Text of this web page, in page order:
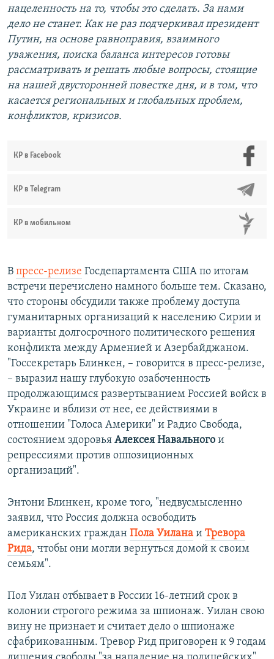
нацеленность на то, чтобы это сделать. За нами
дело не станет. Как не раз подчеркивал президент
Путин, на основе равноправия, взаимного
уважения, поиска баланса интересов готовы
рассматривать и решать любые вопросы, стоящие
на нашей двусторонней повестке дня, и в том, что
касается региональных и глобальных проблем,
конфликтов, кризисов.
КР в Facebook
КР в Telegram
КР в мобильном
В пресс-релизе Госдепартамента США по итогам
встречи перечислено намного больше тем. Сказано,
что стороны обсудили также проблему доступа
гуманитарных организаций к населению Сирии и
варианты долгосрочного политического решения
конфликта между Арменией и Азербайджаном.
"Госсекретарь Блинкен, – говорится в пресс-релизе,
– выразил нашу глубокую озабоченность
продолжающимся развертыванием Россией войск в
Украине и вблизи от нее, ее действиями в
отношении "Голоса Америки" и Радио Свобода,
состоянием здоровья Алексея Навального и
репрессиями против оппозиционных
организаций".
Энтони Блинкен, кроме того, "недвусмысленно
заявил, что Россия должна освободить
американских граждан Пола Уилана и Тревора
Рида, чтобы они могли вернуться домой к своим
семьям".
Пол Уилан отбывает в России 16-летний срок в
колонии строгого режима за шпионаж. Уилан свою
вину не признает и считает дело о шпионаже
сфабрикованным. Тревор Рид приговорен к 9 годам